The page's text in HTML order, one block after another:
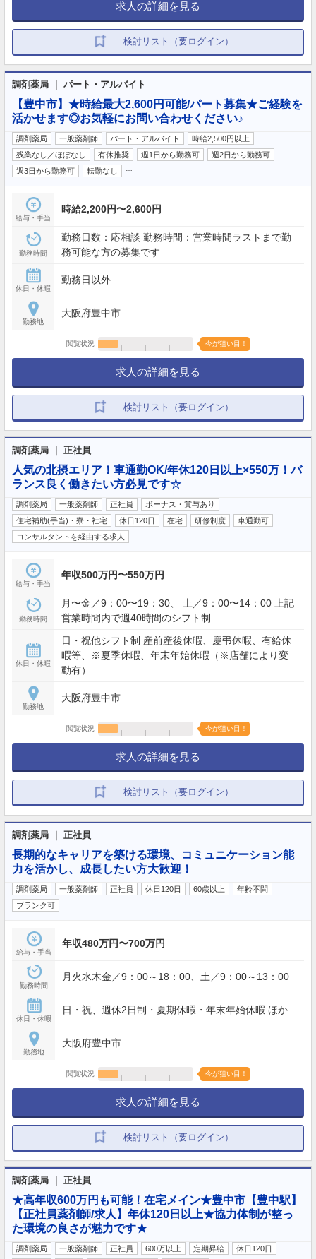
求人の詳細を見る
検討リスト（要ログイン）
調剤薬局 ｜ パート・アルバイト
【豊中市】★時給最大2,600円可能/パート募集★ご経験を
活かせます◎お気軽にお問い合わせください♪
調剤薬局 一般薬剤師 パート・アルバイト
時給2,500円以上
残業なし／ほぼなし
有休推奨 週1日から勤務可
週2日から勤務可
週3日から勤務可
転勤なし
給与・手当
時給2,200円〜2,600円
勤務時間
勤務日数：応相談 勤務時間：営業時間ラストまで勤
務可能な方の募集です
休日・休暇
勤務日以外
勤務地
大阪府豊中市
閲覧状況 今が狙い目！
求人の詳細を見る
検討リスト（要ログイン）
調剤薬局 ｜ 正社員
人気の北摂エリア！車通勤OK/年休120日以上×550万！バ
ランス良く働きたい方必見です☆
調剤薬局 一般薬剤師 正社員
ボーナス・賞与あり
住宅補助(手当)・寮・社宅
休日120日 在宅 研修制度
車通勤可
コンサルタントを経由する求人
給与・手当
年収500万円〜550万円
勤務時間
月〜金／9：00〜19：30、 土／9：00〜14：00 上記
営業時間内で週40時間のシフト制
休日・休暇
日・祝他シフト制 産前産後休暇、慶弔休暇、有給休
暇等、※夏季休暇、年末年始休暇（※店舗により変
動有）
勤務地
大阪府豊中市
閲覧状況 今が狙い目！
求人の詳細を見る
検討リスト（要ログイン）
調剤薬局 ｜ 正社員
長期的なキャリアを築ける環境、コミュニケーション能
力を活かし、成長したい方大歓迎！
調剤薬局 一般薬剤師 正社員 休日120日 60歳以上
年齢不問
ブランク可
給与・手当
年収480万円〜700万円
勤務時間
月火水木金／9：00～18：00、土／9：00～13：00
休日・休暇
日・祝、週休2日制・夏期休暇・年末年始休暇 ほか
勤務地
大阪府豊中市
閲覧状況 今が狙い目！
求人の詳細を見る
検討リスト（要ログイン）
調剤薬局 ｜ 正社員
★高年収600万円も可能！在宅メイン★豊中市【豊中駅】
【正社員薬剤師/求人】年休120日以上★協力体制が整っ
た環境の良さが魅力です★
調剤薬局 一般薬剤師 正社員 600万以上 定期昇給
休日120日